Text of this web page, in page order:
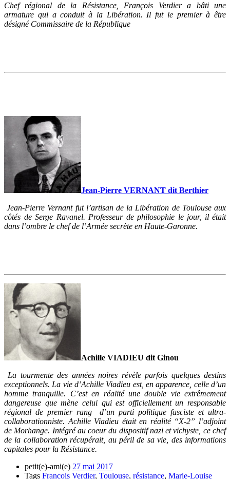
Chef régional de la Résistance, François Verdier a bâti une
armature qui a conduit à la Libération. Il fut le premier à être
désigné Commissaire de la République
Jean-Pierre VERNANT dit Berthier
Jean-Pierre Vernant fut l’artisan de la Libération de Toulouse aux
côtés de Serge Ravanel. Professeur de philosophie le jour, il était
dans l’ombre le chef de l’Armée secrète en Haute-Garonne.
Achille VIADIEU dit Ginou
La tourmente des années noires révèle parfois quelques destins
exceptionnels. La vie d’Achille Viadieu est, en apparence, celle d’un
homme tranquille. C’est en réalité une double vie extrêmement
dangereuse que mène celui qui est officiellement un responsable
régional de premier rang d’un parti politique fasciste et ultra-
collaborationniste. Achille Viadieu était en réalité “X-2” l’adjoint
de Morhange. Intégré au coeur du dispositif nazi et vichyste, ce chef
de la collaboration récupérait, au péril de sa vie, des informations
capitales pour la Résistance.
petit(e)-ami(e) 27 mai 2017
Tags Francois Verdier, Toulouse, résistance, Marie-Louise